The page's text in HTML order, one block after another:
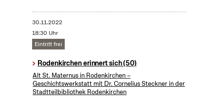
30.11.2022
18:30 Uhr
Eintritt frei
Rodenkirchen erinnert sich (50)
Alt St. Maternus in Rodenkirchen –
Geschichtswerkstatt mit Dr. Cornelius Steckner in der
Stadtteilbibliothek Rodenkirchen